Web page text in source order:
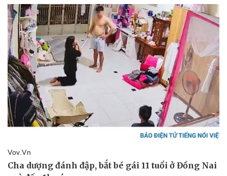
Pháp luật
Vụ án
Tin nóng
Tư vấn luật
Quân sự - Quốc phòng
Vũ khí
Phân tích